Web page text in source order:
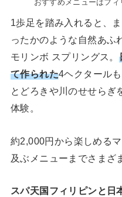
おすすめメニューはフ
1歩足を踏み入れると、
ったかのような自然あふ
モリンボ スプリングス。
て作られた4ヘクタール
とどろきや川のせせらぎ
体験。
約2,000円から楽しめる
及ぶメニューまでさまざ
スパ天国フィリピンと日